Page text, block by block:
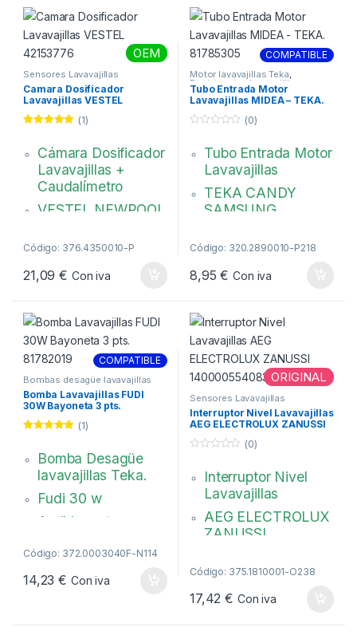
Potencia: 30W
Voltaje: 220V /
240V
Bayoneta cierre 3
puntos.
1326119003
00150948+0015
0943
OEM
Sensores Lavavajillas
Camara Dosificador
Lavavajillas VESTEL
42153776
(1)
Cámara Dosificador
Lavavajillas +
Caudalímetro
VESTEL NEWPOOL
ROMMER
9 mm.
125 mm.
30140118,
42153776
Código: 376.4350010-P
21,09€ Con iva
COMPATIBLE
Motor lavavajillas Teka,
Resistencias Lavavajillas
Tubo Entrada Motor
Lavavajillas MIDEA – TEKA.
81785305
e
(0)
Tubo Entrada Motor
Lavavajillas
TEKA CANDY
SAMSUNG ….
Sin brida.
81785305
Código: 320.2890010-P218
8,95€ Con iva
COMPATIBLE
Bombas desagüe lavavajillas
Bomba Lavavajillas FUDI
30W Bayoneta 3 pts.
(1)
Bomba Desagüe
lavavajillas Teka.
Fudi 30 w
Antiblocante,
Conexión 2
terminales
Código: 372.0003040F-N114
14,23€ Con iva
ORIGINAL
Sensores Lavavajillas
Interruptor Nivel Lavavajillas
AEG ELECTROLUX ZANUSSI
e
(0)
Interruptor Nivel
Lavavajillas
AEG ELECTROLUX
ZANUSSI
Código: 375.1810001-O238
17,42€ Con iva